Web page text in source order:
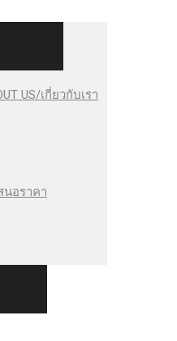
US/เกี่ยวกับเรา
นอราคา